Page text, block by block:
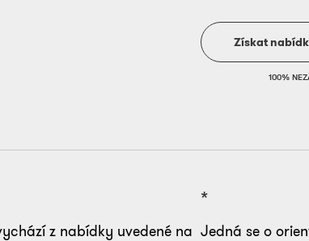
Získat
100%
z nabídky uvedené na
*
Jedná se o